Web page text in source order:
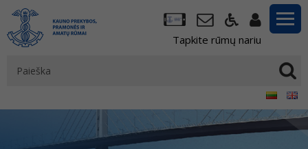
Tapkite rūmų nariu